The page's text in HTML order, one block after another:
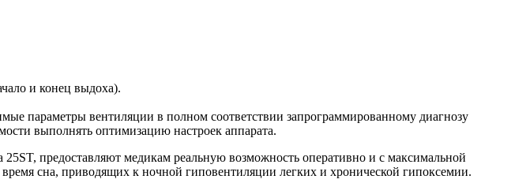
и конец выдоха).
параметры вентиляции в полном соответствии запрограммированному диагнозу
выполнять оптимизацию настроек аппарата.
предоставляют медикам реальную возможность оперативно и с максимальной
сна, приводящих к ночной гиповентиляции легких и хронической гипоксемии.